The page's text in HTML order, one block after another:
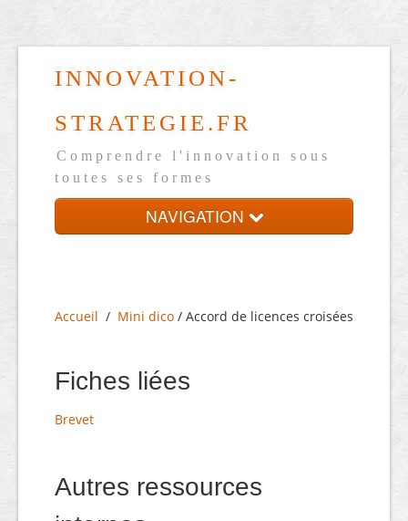
INNOVATION-
STRATEGIE.FR
Comprendre l'innovation sous
toutes ses formes
NAVIGATION
Mini dico
Accueil / Mini dico / Accord de licences croisées
Fiches liées
Brevet
Autres ressources